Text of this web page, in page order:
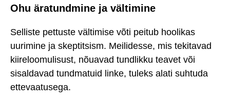
Ohu äratundmine ja vältimine
Selliste pettuste vältimise võti peitub hoolikas
uurimine ja skeptitsism. Meilidesse, mis tekitavad
kiireloomulisust, nõuavad tundlikku teavet või
sisaldavad tundmatuid linke, tuleks alati suhtuda
ettevaatusega.